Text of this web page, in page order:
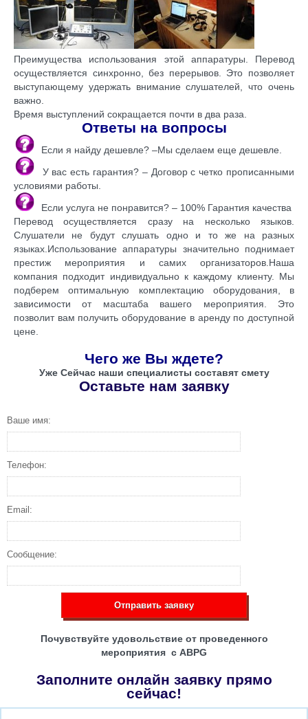
Преимущества использования этой аппаратуры. Перевод
осуществляется синхронно, без перерывов. Это позволяет
выступающему удержать внимание слушателей, что очень
важно.
Время выступлений сокращается почти в два раза.
Ответы на вопросы
Если я найду дешевле? –Мы сделаем еще дешевле.
У вас есть гарантия? – Договор с четко прописанными
условиями работы.
Если услуга не понравится? – 100% Гарантия качества
Перевод осуществляется сразу на несколько языков.
Слушатели не будут слушать одно и то же на разных
языках.Использование аппаратуры значительно поднимает
престиж мероприятия и самих организаторов.Наша
компания подходит индивидуально к каждому клиенту. Мы
подберем оптимальную комплектацию оборудования, в
зависимости от масштаба вашего мероприятия. Это
позволит вам получить оборудование в аренду по доступной
цене.
Чего же Вы ждете?
Уже Сейчас наши специалисты составят смету
Оставьте нам заявку
Ваше имя:
Телефон:
Email:
Сообщение:
Отправить заявку
Почувствуйте удовольствие от проведенного
мероприятия с ABPG
Заполните онлайн заявку прямо
сейчас!